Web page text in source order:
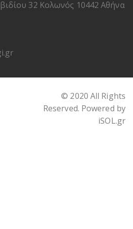
32 Κολωνός 10442 Αθήνα
© 2020 All Rights
Reserved. Powered by
iSOL.gr